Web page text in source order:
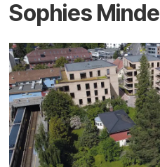
Sophies Minde